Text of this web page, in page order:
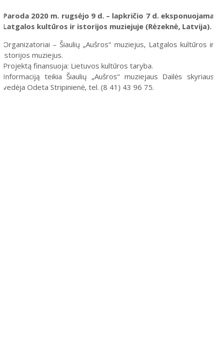
Paroda 2020 m. rugsėjo 9 d. – lapkričio 7 d. eksponuojama
Latgalos kultūros ir istorijos muziejuje (Rėzeknė, Latvija).
Organizatoriai – Šiaulių „Aušros“ muziejus, Latgalos kultūros ir
istorijos muziejus.
Projektą finansuoja: Lietuvos kultūros taryba.
Informaciją teikia Šiaulių „Aušros“ muziejaus Dailės skyriaus
vedėja Odeta Stripinienė, tel. (8 41) 43 96 75.